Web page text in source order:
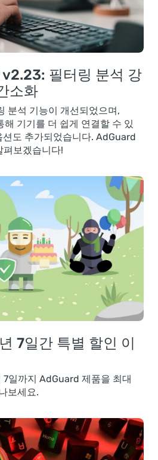
필터링 분석 강
소화
분석 기능이 개선되었으며,
기기를 더 쉽게 연결할 수 있
션도 추가되었습니다. AdGuard
펴보겠습니다!
7일간 특별 할인 이
일까지 AdGuard 제품을 최대
보세요.